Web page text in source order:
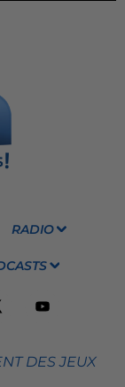
RADIO
DES JEUX